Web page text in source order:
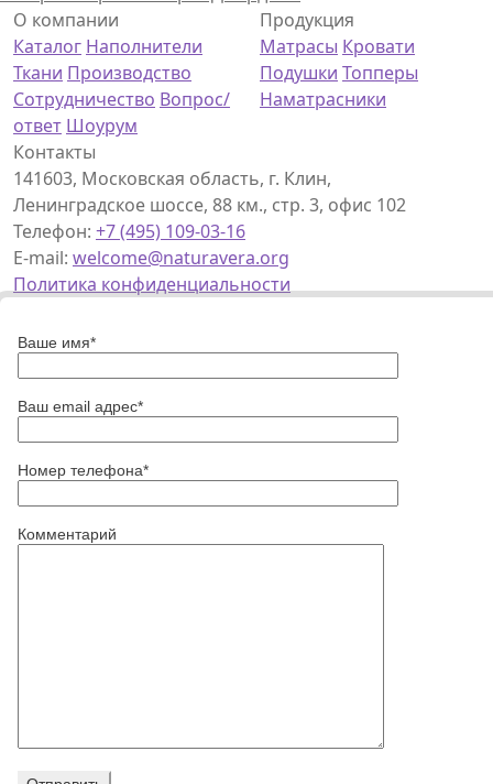
О компании
Каталог Наполнители
Ткани Производство
Сотрудничество Вопрос/
ответ Шоурум
Продукция
Матрасы Кровати
Подушки Топперы
Наматрасники
Контакты
141603, Московская область, г. Клин,
Ленинградское шоссе, 88 км., стр. 3, офис 102
Телефон: +7 (495) 109-03-16
E-mail: welcome@naturavera.org
Политика конфиденциальности
Ваше имя*
Ваш email адрес*
Номер телефона*
Комментарий